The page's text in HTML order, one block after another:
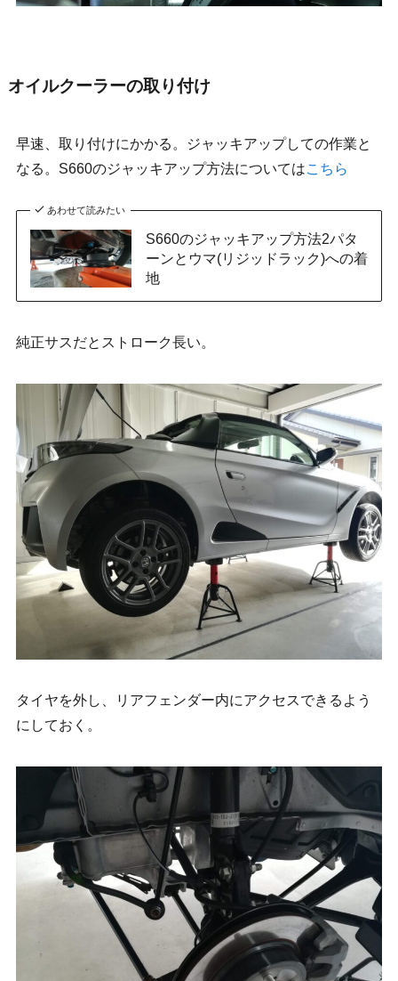
オイルクーラーの取り付け
早速、取り付けにかかる。ジャッキアップしての作業と
なる。S660のジャッキアップ方法についてはこちら
あわせて読みたい
S660のジャッキアップ方法2パタ
ーンとウマ(リジッドラック)への着
地
純正サスだとストローク長い。
タイヤを外し、リアフェンダー内にアクセスできるよう
にしておく。